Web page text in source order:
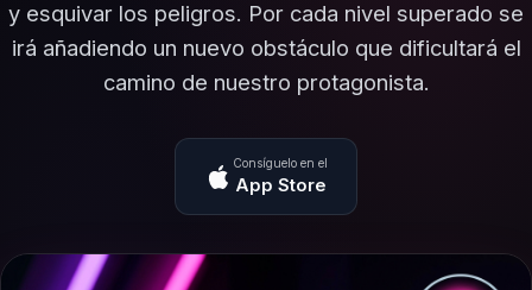
y esquivar los peligros. Por cada nivel superado se
irá añadiendo un nuevo obstáculo que dificultará el
camino de nuestro protagonista.
Consíguelo en el
App Store